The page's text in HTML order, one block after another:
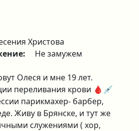
Христова
Не замужем
Олеся и мне 19 лет.
переливания крови 🩸💉
парикмахер- барбер,
Живу в Брянске, и тут же
служениями ( хор,